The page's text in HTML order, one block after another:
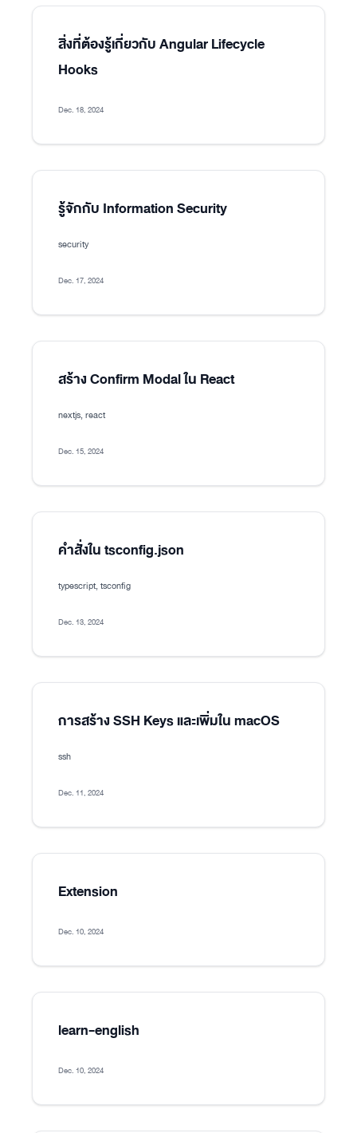
สิ่งที่ต้องรู้เกี่ยวกับ Angular Lifecycle
Hooks
Dec. 18, 2024
รู้จักกับ Information Security
security
Dec. 17, 2024
สร้าง Confirm Modal ใน React
nextjs, react
Dec. 15, 2024
คำสั่งใน tsconfig.json
typescript, tsconfig
Dec. 13, 2024
การสร้าง SSH Keys และเพิ่มใน macOS
ssh
Dec. 11, 2024
Extension
Dec. 10, 2024
learn-english
Dec. 10, 2024